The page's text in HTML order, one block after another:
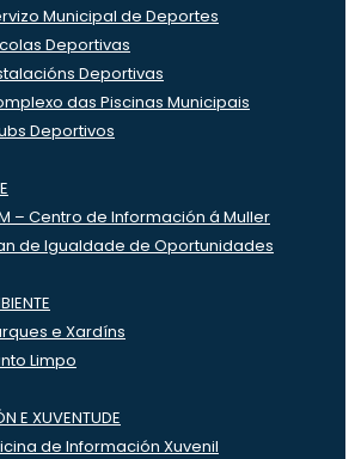
Municipal de Deportes
Deportivas
Deportivas
das Piscinas Municipais
Deportivos
– Centro de Información á Muller
de Igualdade de Oportunidades
e Xardíns
Limpo
E XUVENTUDE
de Información Xuvenil